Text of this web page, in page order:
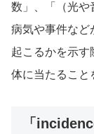
数」、「（光や
病気や事件など
起こるかを示す
体に当たること
「